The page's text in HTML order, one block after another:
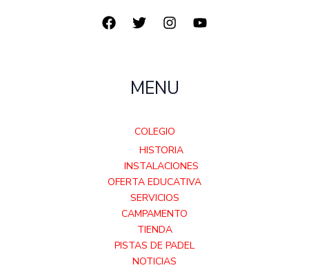
MENU
COLEGIO
HISTORIA
INSTALACIONES
OFERTA EDUCATIVA
SERVICIOS
CAMPAMENTO
TIENDA
PISTAS DE PADEL
NOTICIAS